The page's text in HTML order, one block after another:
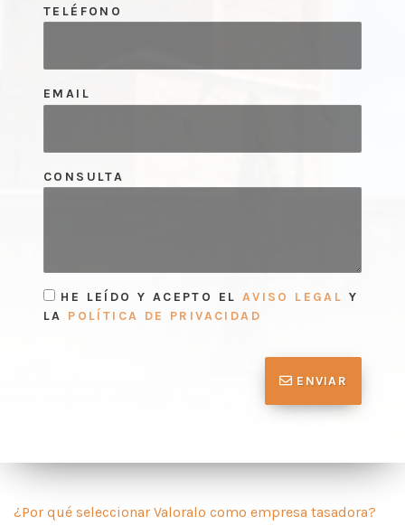
TELÉFONO
EMAIL
CONSULTA
HE LEÍDO Y ACEPTO EL AVISO LEGAL Y
LA POLÍTICA DE PRIVACIDAD
ENVIAR
¿Por qué seleccionar Valoralo como empresa tasadora?